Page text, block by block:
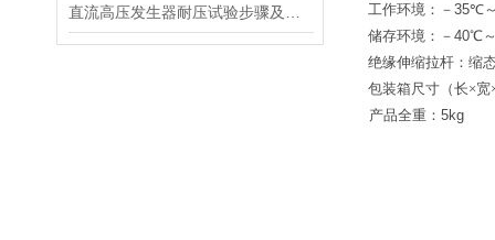
工作环境 ：－ 35℃
储存环境： － 40℃
绝缘伸缩拉杆：缩
包装箱尺寸（长×宽
产品全重： 5kg